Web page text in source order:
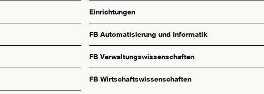
Einrichtungen
FB Automatisierung und Informatik
FB Verwaltungswissenschaften
FB Wirtschaftswissenschaften